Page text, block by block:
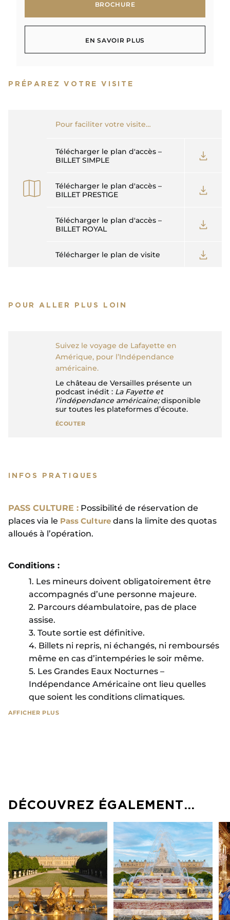
PRÉPAREZ VOTRE VISITE
Pour faciliter votre visite…
Télécharger le plan d'accès –
BILLET SIMPLE
Télécharger le plan d'accès –
BILLET PRESTIGE
Télécharger le plan d'accès –
BILLET ROYAL
Télécharger le plan de visite
POUR ALLER PLUS LOIN
Suivez le voyage de Lafayette en
Amérique, pour l’Indépendance
américaine.
Le château de Versailles présente un
podcast inédit : La Fayette et
l’indépendance américaine;disponible
sur toutes les plateformes d’écoute.
ÉCOUTER
INFOS PRATIQUES
PASS CULTURE : Possibilité de réservation de
places via le Pass Culture dans la limite des quotas
alloués à l’opération.
Conditions :
1. Les mineurs doivent obligatoirement être
accompagnés d’une personne majeure.
2. Parcours déambulatoire, pas de place
assise.
3. Toute sortie est définitive.
4. Billets ni repris, ni échangés, ni remboursés
même en cas d’intempéries le soir même.
5. Les Grandes Eaux Nocturnes –
Indépendance Américaine ont lieu quelles
que soient les conditions climatiques.
AFFICHER PLUS
perte ou de vol.
L’équipe billetterie est à votre disposition par
téléphone au01 30 83 78 89(du lundi au vendredi
de 11h à 18h) ou sur place dans notre billetterie-
boutique (3 bis rue des Réservoirs, 78000 Versailles
; du lundi au vendredi de 11h à 18h, ainsi que les
BROCHURE
EN SAVOIR PLUS
DÉCOUVREZ ÉGALEMENT…